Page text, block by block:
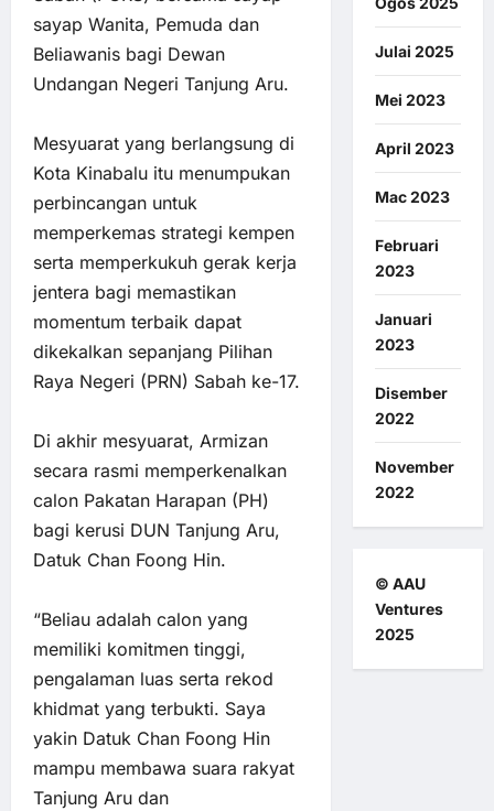
sayap Wanita, Pemuda dan
Beliawanis bagi Dewan
Undangan Negeri Tanjung Aru.
Mesyuarat yang berlangsung di
Kota Kinabalu itu menumpukan
perbincangan untuk
memperkemas strategi kempen
serta memperkukuh gerak kerja
jentera bagi memastikan
momentum terbaik dapat
dikekalkan sepanjang Pilihan
Raya Negeri (PRN) Sabah ke-17.
Di akhir mesyuarat, Armizan
secara rasmi memperkenalkan
calon Pakatan Harapan (PH)
bagi kerusi DUN Tanjung Aru,
Datuk Chan Foong Hin.
“Beliau adalah calon yang
memiliki komitmen tinggi,
pengalaman luas serta rekod
khidmat yang terbukti. Saya
yakin Datuk Chan Foong Hin
mampu membawa suara rakyat
Tanjung Aru dan
Julai 2025
Mei 2023
April 2023
Mac 2023
Februari
2023
Januari
2023
Disember
2022
November
2022
© AAU
Ventures
2025